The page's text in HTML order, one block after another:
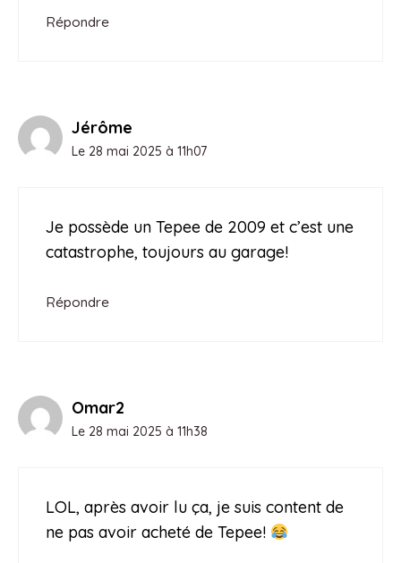
Répondre
Jérôme
Le 28 mai 2025 à 11h07
Je possède un Tepee de 2009 et c’est une
catastrophe, toujours au garage!
Répondre
Omar2
Le 28 mai 2025 à 11h38
LOL, après avoir lu ça, je suis content de
ne pas avoir acheté de Tepee!